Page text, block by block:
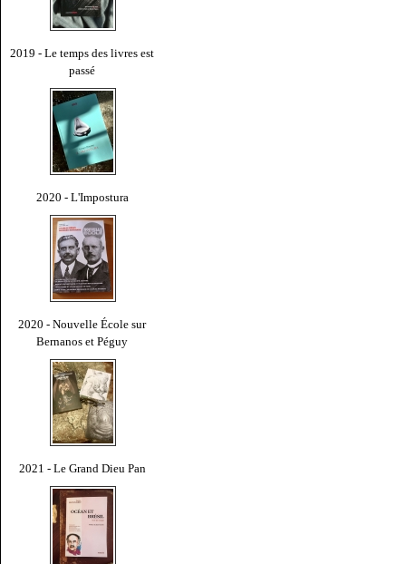
2019 - Le temps des livres est
passé
2020 - L'Impostura
2020 - Nouvelle École sur
Bernanos et Péguy
2021 - Le Grand Dieu Pan